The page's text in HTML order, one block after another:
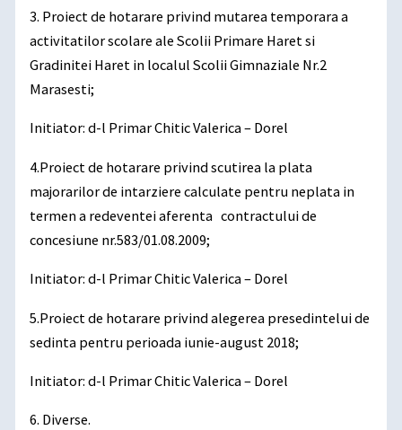
3. Proiect de hotarare privind mutarea temporara a
activitatilor scolare ale Scolii Primare Haret si
Gradinitei Haret in localul Scolii Gimnaziale Nr.2
Marasesti;
Initiator: d-l Primar Chitic Valerica – Dorel
4.Proiect de hotarare privind scutirea la plata
majorarilor de intarziere calculate pentru neplata in
termen a redeventei aferenta contractului de
concesiune nr.583/01.08.2009;
Initiator: d-l Primar Chitic Valerica – Dorel
5.Proiect de hotarare privind alegerea presedintelui de
sedinta pentru perioada iunie-august 2018;
Initiator: d-l Primar Chitic Valerica – Dorel
6. Diverse.